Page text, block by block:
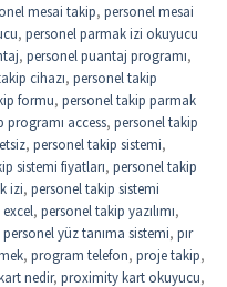
mesai takip, personel mesai
, personel parmak izi okuyucu
, personel puantaj programı,
cihazı, personel takip
formu, personel takip parmak
programı access, personel takip
, personel takip sistemi,
sistemi fiyatları, personel takip
izi, personel takip sistemi
, personel takip yazılımı,
personel yüz tanıma sistemi, pır
, program telefon, proje takip,
nedir, proximity kart okuyucu,